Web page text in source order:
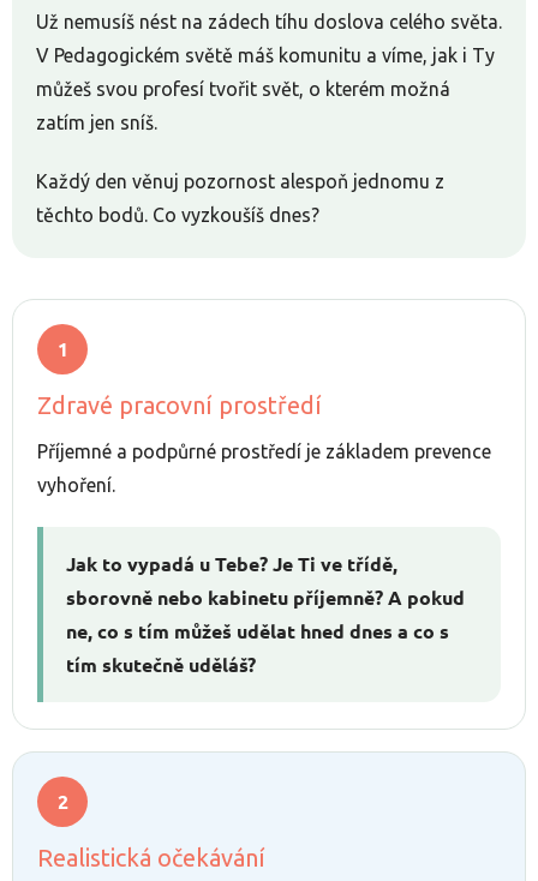
Už nemusíš nést na zádech tíhu doslova celého světa.
V Pedagogickém světě máš komunitu a víme, jak i Ty
můžeš svou profesí tvořit svět, o kterém možná
zatím jen sníš.
Každý den věnuj pozornost alespoň jednomu z
těchto bodů. Co vyzkoušíš dnes?
Zdravé pracovní prostředí
Příjemné a podpůrné prostředí je základem prevence
vyhoření.
Jak to vypadá u Tebe? Je Ti ve třídě,
sborovně nebo kabinetu příjemně? A pokud
ne, co s tím můžeš udělat hned dnes a co s
tím skutečně uděláš?
Realistická očekávání